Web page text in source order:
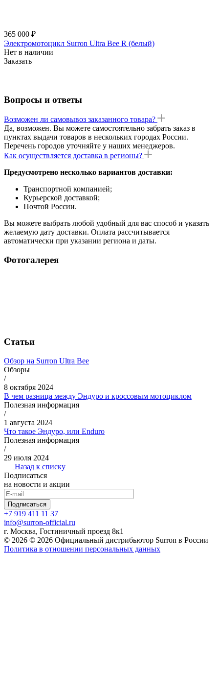
365 000 ₽
Электромотоцикл Surron Ultra Bee R (белый)
Нет в наличии
Заказать
Вопросы и ответы
Возможен ли самовывоз заказанного товара?
Да, возможен. Вы можете самостоятельно забрать заказ в
пунктах выдачи товаров в нескольких городах России.
Перечень городов уточняйте у наших менеджеров.
Как осуществляется доставка в регионы?
Предусмотрено несколько вариантов доставки:
Транспортной компанией;
Курьерской доставкой;
Почтой России.
Вы можете выбрать любой удобный для вас способ и указать
желаемую дату доставки. Оплата рассчитывается
автоматически при указании региона и даты.
Фотогалерея
Статьи
Обзор на Surron Ultra Bee
Обзоры
/
8 октября 2024
В чем разница между Эндуро и кроссовым мотоциклом
Полезная информация
/
1 августа 2024
Что такое Эндуро, или Enduro
Полезная информация
/
29 июля 2024
Назад к списку
Подписаться
на новости и акции
Подписаться
+7 919 411 11 37
info@surron-official.ru
г. Москва, Гостиничный проезд 8к1
© 2026 © 2026 Официальный дистрибьютор Surron в России
Политика в отношении персональных данных